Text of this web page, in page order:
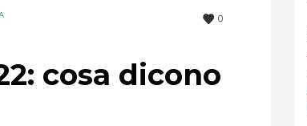
0
cosa dicono